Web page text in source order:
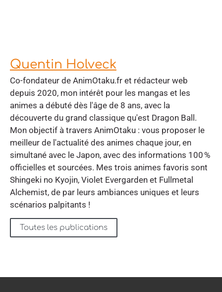
Quentin Holveck
Co-fondateur de AnimOtaku.fr et rédacteur web
depuis 2020, mon intérêt pour les mangas et les
animes a débuté dès l'âge de 8 ans, avec la
découverte du grand classique qu'est Dragon Ball.
Mon objectif à travers AnimOtaku : vous proposer le
meilleur de l'actualité des animes chaque jour, en
simultané avec le Japon, avec des informations 100 %
officielles et sourcées. Mes trois animes favoris sont
Shingeki no Kyojin, Violet Evergarden et Fullmetal
Alchemist, de par leurs ambiances uniques et leurs
scénarios palpitants !
Toutes les publications